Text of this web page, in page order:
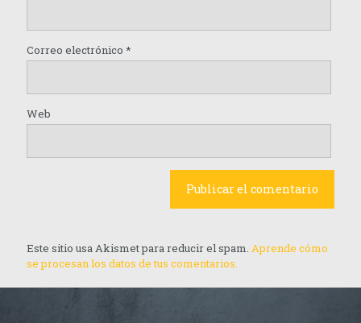
Correo electrónico *
Web
Este sitio usa Akismet para reducir el spam. Aprende cómo
se procesan los datos de tus comentarios.